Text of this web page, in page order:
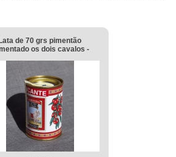
Lata de 70 grs pimentão
os dois cavalos -